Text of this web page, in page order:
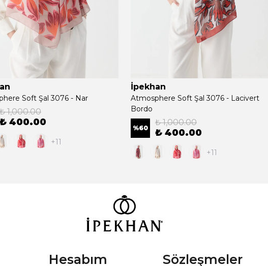
Soft Şal 3076 - Nar
₺ 1,000.00
₺ 400.00
+11
İpekhan
Atmosphere Soft Şal 3076 - Lacivert
Bordo
%60
₺ 1,000.00
₺ 400.00
+11
Hesabım Sözleşmeler